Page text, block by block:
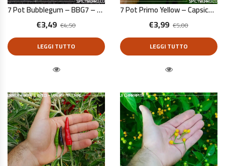
7 Pot Bubblegum – BBG7 – Capsicum Chinense – 10 Semi Puri
€4,50
€3,49
LEGGI TUTTO
7 Pot Primo Yellow – Capsicum Chinense – 10 Semi Puri
€5,00
€3,99
LEGGI TUTTO